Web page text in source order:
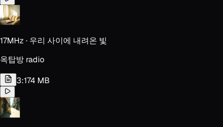
17MHz · 우리 사이에 내려온 빛
옥탑방 radio
3:174 MB